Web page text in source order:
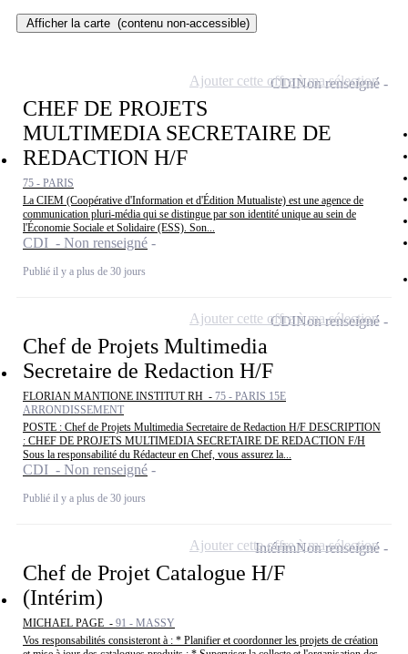
Afficher la carte (contenu non-accessible)
CHEF DE PROJETS
MULTIMEDIA SECRETAIRE DE
REDACTION H/F
75 - PARIS
La CIEM (Coopérative d'Information et d'Édition Mutualiste) est une agence de
communication pluri-média qui se distingue par son identité unique au sein de
l'Économie Sociale et Solidaire (ESS). Son...
CDI - Non renseigné
Publié il y a plus de 30 jours
CDINon renseigné
Ajouter cette offre à ma sélection
Chef de Projets Multimedia
Secretaire de Redaction H/F
FLORIAN MANTIONE INSTITUT RH - 75 - PARIS 15E
ARRONDISSEMENT
POSTE : Chef de Projets Multimedia Secretaire de Redaction H/F DESCRIPTION
: CHEF DE PROJETS MULTIMEDIA SECRETAIRE DE REDACTION F/H
Sous la responsabilité du Rédacteur en Chef, vous assurez la...
CDI - Non renseigné
Publié il y a plus de 30 jours
CDINon renseigné
Ajouter cette offre à ma sélection
Chef de Projet Catalogue H/F
(Intérim)
MICHAEL PAGE - 91 - MASSY
Vos responsabilités consisteront à : * Planifier et coordonner les projets de création
IntérimNon renseigné
Ajouter cette offre à ma sélection